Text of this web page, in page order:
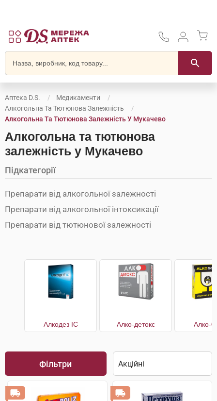
Аптека D.S.
Медикаменти
Алкогольна Та Тютюнова Залежність
Алкогольна Та Тютюнова Залежність У Мукачево
Алкогольна та тютюнова
залежність у Мукачево
Підкатегорії
Препарати від алкогольної залежності
Препарати від алкогольної інтоксикації
Препарати від тютюнової залежності
Алкодез IC Алко-детокс Алко-
Фільтри